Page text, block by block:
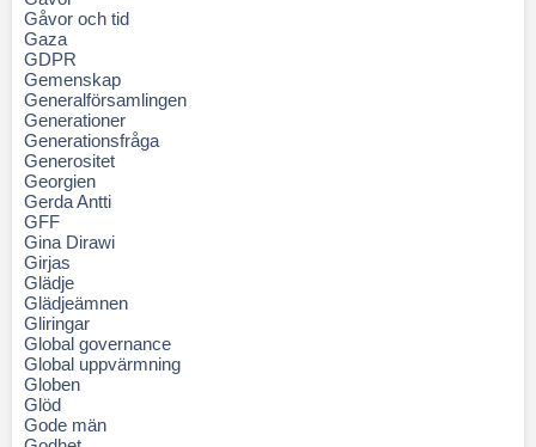
Gåvor och tid
Gaza
GDPR
Gemenskap
Generalförsamlingen
Generationer
Generationsfråga
Generositet
Georgien
Gerda Antti
GFF
Gina Dirawi
Girjas
Glädje
Glädjeämnen
Gliringar
Global governance
Global uppvärmning
Globen
Glöd
Gode män